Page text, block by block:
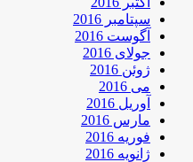
سپتامبر 2016
آگوست 2016
جولای 2016
ژوئن 2016
می 2016
آوریل 2016
مارس 2016
فوریه 2016
ژانویه 2016